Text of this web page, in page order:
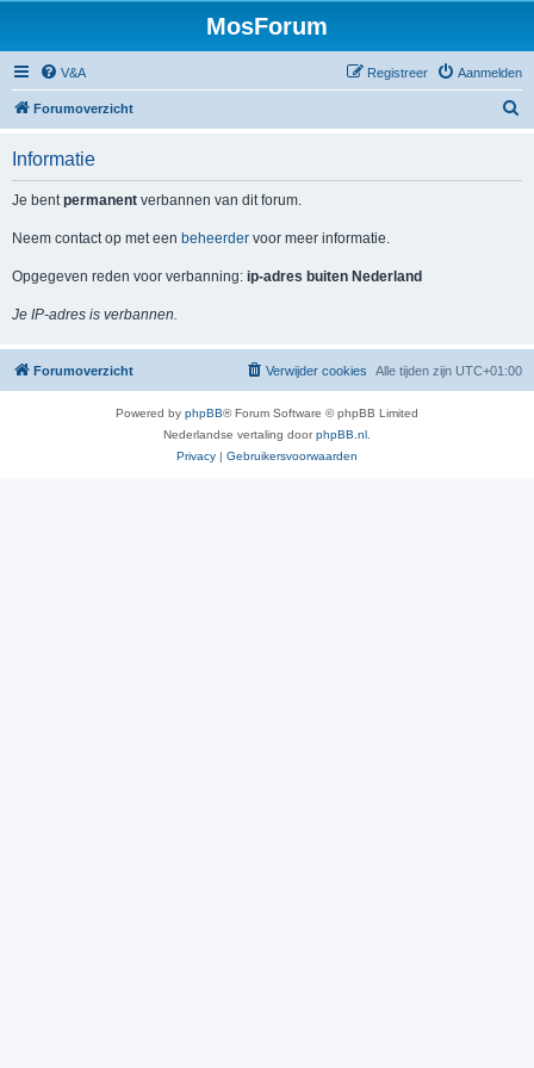
MosForum
V&A Aanmelden
Registreer
Forumoverzicht
Informatie
Je bentpermanent verbannen van dit forum.
Neem contact op met een beheerder voor meer informatie.
Opgegeven reden voor verbanning: ip-adres buiten Nederland
Je IP-adres is verbannen.
Forumoverzicht Alle tijden zijn UTC+01:00
Verwijder cookies
Powered by phpBB® Forum Software © phpBB Limited
Nederlandse vertaling doorphpBB.nl
Privacy | Gebruikersvoorwaarden